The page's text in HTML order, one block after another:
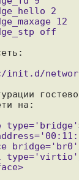
на:
    </interface>